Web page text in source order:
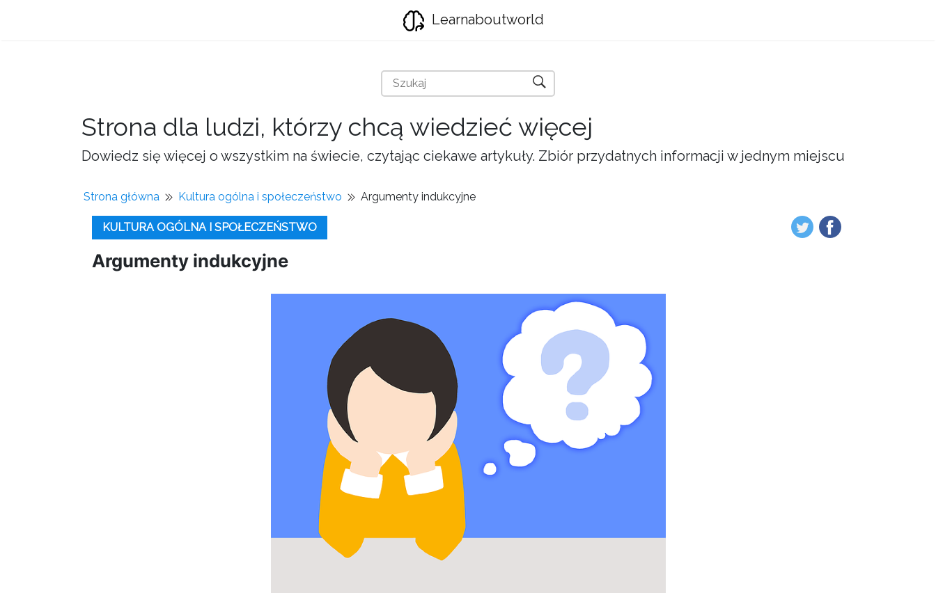
Learnaboutworld
Strona dla ludzi, którzy chcą wiedzieć więcej
Dowiedz się więcej o wszystkim na świecie, czytając ciekawe artykuły. Zbiór przydatnych informacji w jednym miejscu
Strona główna Kultura ogólna i społeczeństwo Argumenty indukcyjne
KULTURA OGÓLNA I SPOŁECZEŃSTWO
Argumenty indukcyjne